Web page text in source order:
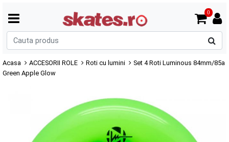
0
Acasa ACCESORII ROLE Roti cu lumini
Set 4 Roti Luminous 84mm/85a
Green Apple Glow